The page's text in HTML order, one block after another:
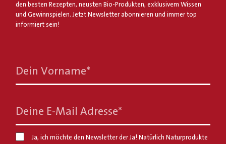
den besten Rezepten, neusten Bio-Produkten, exklusivem Wissen
und Gewinnspielen. Jetzt Newsletter abonnieren und immer top
informiert sein!
Dein Vorname*
Deine E-Mail Adresse*
Ja, ich möchte den Newsletter der Ja! Natürlich Naturprodukte